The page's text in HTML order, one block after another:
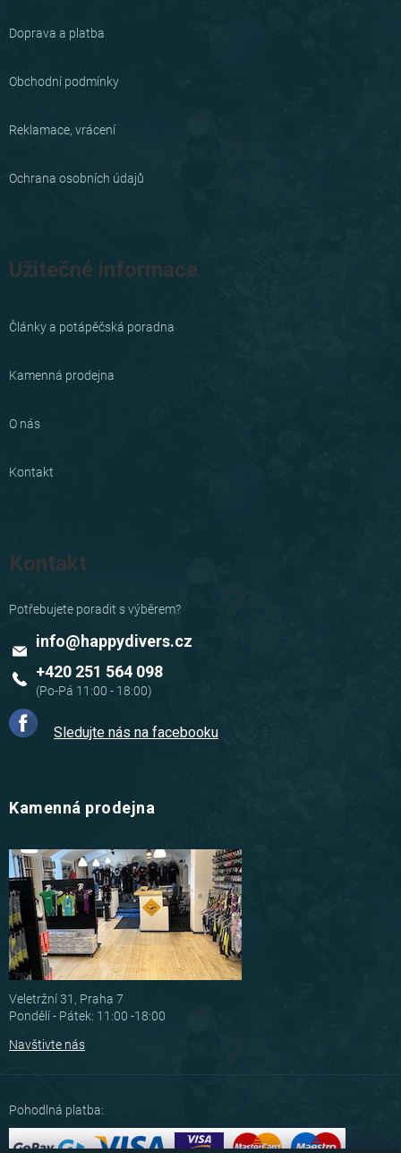
aDoprava a platba
Obchodní podmínky
Reklamace, vrácení
Ochrana osobních údajů
Užitečné informace
Články a potápěčská poradna
Kamenná prodejna
O nás
Kontakt
Kontakt
info@happydivers.cz
+420 251 564 098
Sledujte nás na facebooku
Kamenná prodejna
Veletržní 31, Praha 7
Pondělí - Pátek: 11:00 -18:00
Navštivte nás
Pohodlná platba: